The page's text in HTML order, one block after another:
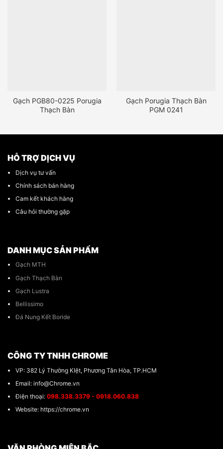
Gạch PGB80-0225 Porugia
Thạch Bàn
Gạch Porugia Thạch Bàn
PGM 0241
HỖ TRỢ DỊCH VỤ
Dịch vụ tư vấn
Chính sách bán hàng
Cam kết khách hàng
Câu hỏi thường gặp
DANH MỤC SẢN PHẨM
Gạch MTH
Gạch Thạch Bàn
Gạch Lustra
Bellissimo
Đá Nung Kết Boride
CÔNG TY TNHH CHROME
VP: 382 Lý Thường KIệt, Phương Tân Hòa, TP.HCM
Email: info@Chrome.vn
Điện thoại: 098.338.3379 - 0918.060.838
Website: https://chrome.vn